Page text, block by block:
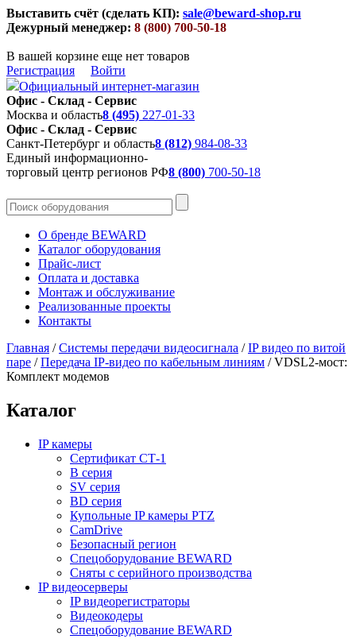
Выставить счёт (сделать КП): sale@beward-shop.ru
Дежурный менеджер: 8 (800) 700-50-18
В вашей корзине еще нет товаров
Регистрация
Войти
Официальный интернет-магазин
Офис - Склад - Сервис
Москва и область8 (495) 227-01-33
Офис - Склад - Сервис
Санкт-Петербург и область8 (812) 984-08-33
Единый информационно-
торговый центр регионов РФ8 (800) 700-50-18
О бренде BEWARD
Каталог оборудования
Прайс-лист
Оплата и доставка
Монтаж и обслуживание
Реализованные проекты
Контакты
Главная /Системы передачи видеосигнала /IP видео по витой
паре /Передача IP-видео по кабельным линиям /VDSL2-мост:
Комплект модемов
Каталог
IP камеры
Сертификат СТ-1
B серия
SV серия
BD серия
Купольные IP камеры PTZ
CamDrive
Безопасный регион
Спецоборудование BEWARD
Сняты с серийного производства
IP видеосерверы
IP видеорегистраторы
Видеокодеры
Спецоборудование BEWARD